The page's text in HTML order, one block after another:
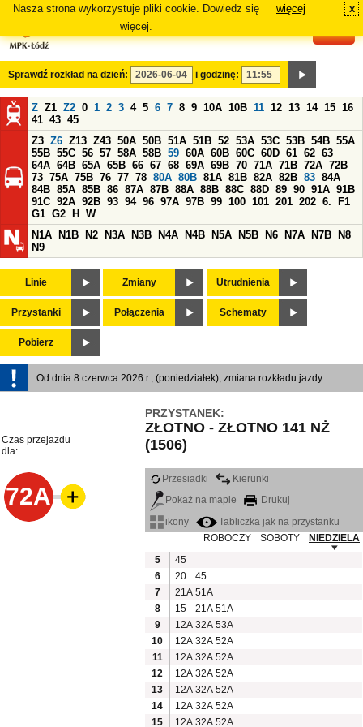
Nasza strona wykorzystuje pliki cookie. Dowiedz się
więcej.
więcej x
Sprawdź rozkład na dzień: i godzinę:
Z Z1 Z2 0 1 2 3 4 5 6 7 8 9 10A 10B 11 12 13 14 15 16
41 43 45
Z3 Z6 Z13 Z43 50A 50B 51A 51B 52 53A 53C 53B 54B 55A
55B 55C 56 57 58A 58B 59 60A 60B 60C 60D 61 62 63
64A 64B 65A 65B 66 67 68 69A 69B 70 71A 71B 72A 72B
73 75A 75B 76 77 78 80A 80B 81A 81B 82A 82B 83 84A
84B 85A 85B 86 87A 87B 88A 88B 88C 88D 89 90 91A 91B
91C 92A 92B 93 94 96 97A 97B 99 100 101 201 202 6.
F1
G1 G2 H
W
N1A
N1B N2 N3A N3B N4A N4B N5A N5B N6 N7A N7B
N8
N9
Linie Zmiany Utrudnienia
Przystanki Połączenia Schematy
Pobierz
Od dnia 8 czerwca 2026 r., (poniedziałek), zmiana rozkładu jazdy
PRZYSTANEK:
ZŁOTNO - ZŁOTNO 141 NŻ
(1506)
Czas przejazdu
dla:
72A
Przesiadki
Kierunki
Pokaż na mapie
Drukuj
ikony
Tabliczka jak na przystanku
ROBOCZY
SOBOTY
NIEDZIELA
5
45
6
20
45
7
21A 51A
8
15 21A 51A
9
12A 32A 53A
10
12A 32A 52A
11
12A 32A 52A
12
12A 32A 52A
13
12A 32A 52A
14
12A 32A 52A
15
12A 32A 52A